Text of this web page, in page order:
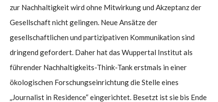
zur Nachhaltigkeit wird ohne Mitwirkung und Akzeptanz der
Gesellschaft nicht gelingen. Neue Ansätze der
gesellschaftlichen und partizipativen Kommunikation sind
dringend gefordert. Daher hat das Wuppertal Institut als
führender Nachhaltigkeits-Think-Tank erstmals in einer
ökologischen Forschungseinrichtung die Stelle eines
„Journalist in Residence“ eingerichtet. Besetzt ist sie bis Ende